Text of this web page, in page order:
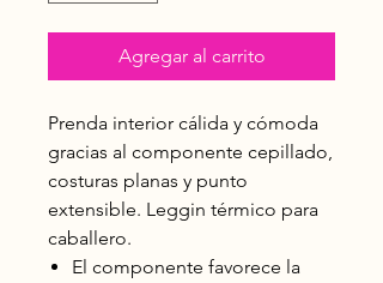
Agregar al carrito
Prenda interior cálida y cómoda
gracias al componente cepillado,
costuras planas y punto
extensible. Leggin térmico para
caballero.
El componente favorece la